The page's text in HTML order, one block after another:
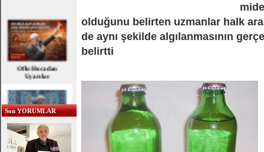
Oflu Hocadan
Uyarılar
OFLU HOCA'DAN
TOPLUMSAL UYARI
Son YORUMLAR
olduğunu belirten uzmanlar halk
de aynı şekilde algılanmasının
belirtti